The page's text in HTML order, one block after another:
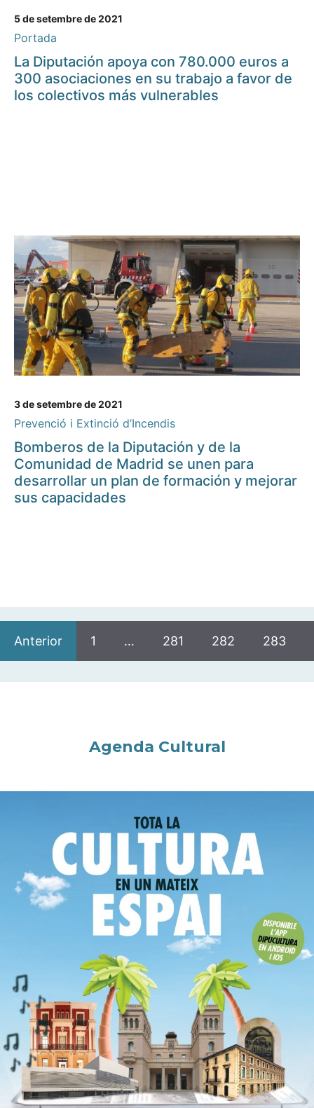
5 de setembre de 2021
Portada
La Diputación apoya con 780.000 euros a
300 asociaciones en su trabajo a favor de
los colectivos más vulnerables
3 de setembre de 2021
Prevenció i Extinció d’Incendis
Bomberos de la Diputación y de la
Comunidad de Madrid se unen para
desarrollar un plan de formación y mejorar
sus capacidades
Anterior 1 … 281 282 283
Agenda Cultural